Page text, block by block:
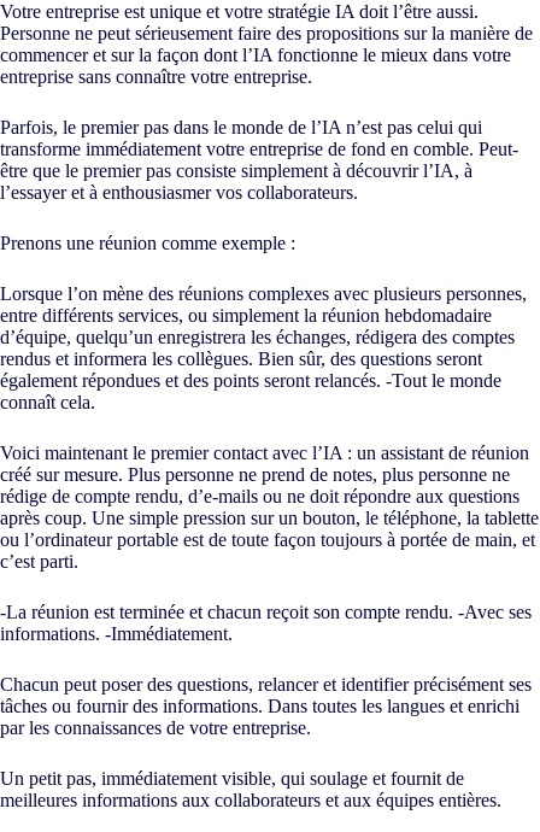
Votre entreprise est unique et votre stratégie IA doit l’être aussi.
Personne ne peut sérieusement faire des propositions sur la manière de
commencer et sur la façon dont l’IA fonctionne le mieux dans votre
entreprise sans connaître votre entreprise.
Parfois, le premier pas dans le monde de l’IA n’est pas celui qui
transforme immédiatement votre entreprise de fond en comble. Peut-
être que le premier pas consiste simplement à découvrir l’IA, à
l’essayer et à enthousiasmer vos collaborateurs.
Prenons une réunion comme exemple :
Lorsque l’on mène des réunions complexes avec plusieurs personnes,
entre différents services, ou simplement la réunion hebdomadaire
d’équipe, quelqu’un enregistrera les échanges, rédigera des comptes
rendus et informera les collègues. Bien sûr, des questions seront
également répondues et des points seront relancés. -Tout le monde
connaît cela.
Voici maintenant le premier contact avec l’IA : un assistant de réunion
créé sur mesure. Plus personne ne prend de notes, plus personne ne
rédige de compte rendu, d’e-mails ou ne doit répondre aux questions
après coup. Une simple pression sur un bouton, le téléphone, la tablette
ou l’ordinateur portable est de toute façon toujours à portée de main, et
c’est parti.
-La réunion est terminée et chacun reçoit son compte rendu. -Avec ses
informations. -Immédiatement.
Chacun peut poser des questions, relancer et identifier précisément ses
tâches ou fournir des informations. Dans toutes les langues et enrichi
par les connaissances de votre entreprise.
Un petit pas, immédiatement visible, qui soulage et fournit de
meilleures informations aux collaborateurs et aux équipes entières.